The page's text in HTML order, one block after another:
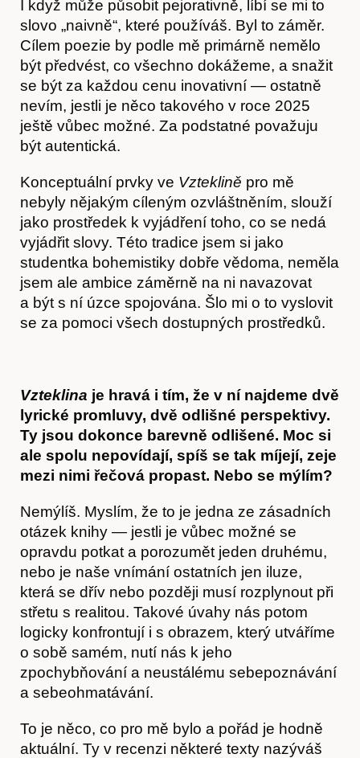
Časopis
Hostcast
I když může působit pejorativně, líbí se mi to
slovo „naivně“, které používáš. Byl to záměr.
Cílem poezie by podle mě primárně nemělo
být předvést, co všechno dokážeme, a snažit
se být za každou cenu inovativní — ostatně
nevím, jestli je něco takového v roce 2025
ještě vůbec možné. Za podstatné považuju
být autentická.
Konceptuální prvky ve Vzteklině pro mě
nebyly nějakým cíleným ozvláštněním, slouží
jako prostředek k vyjádření toho, co se nedá
vyjádřit slovy. Této tradice jsem si jako
studentka bohemistiky dobře vědoma, neměla
jsem ale ambice záměrně na ni navazovat
a být s ní úzce spojována. Šlo mi o to vyslovit
se za pomoci všech dostupných prostředků.
Vzteklina je hravá i tím, že v ní najdeme dvě
lyrické promluvy, dvě odlišné perspektivy.
Ty jsou dokonce barevně odlišené. Moc si
ale spolu nepovídají, spíš se tak míjejí, zeje
mezi nimi řečová propast. Nebo se mýlím?
Nemýlíš. Myslím, že to je jedna ze zásadních
otázek knihy — jestli je vůbec možné se
opravdu potkat a porozumět jeden druhému,
nebo je naše vnímání ostatních jen iluze,
která se dřív nebo později musí rozplynout při
střetu s realitou. Takové úvahy nás potom
logicky konfrontují i s obrazem, který utváříme
o sobě samém, nutí nás k jeho
zpochybňování a neustálému sebepoznávání
a sebeohmatávání.
To je něco, co pro mě bylo a pořád je hodně
aktuální. Ty v recenzi některé texty nazýváš